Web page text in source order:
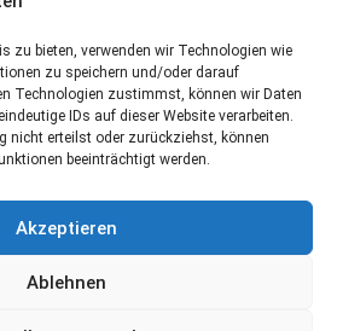
zu bieten, verwenden wir Technologien wie
zu speichern und/oder darauf
Technologien zustimmst, können wir Daten
IDs auf dieser Website verarbeiten.
nicht erteilst oder zurückziehst, können
beeinträchtigt werden.
Akzeptieren
Ablehnen